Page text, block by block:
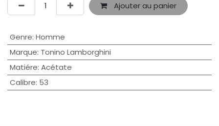
Ajouter au panier
Genre: Homme
Marque: Tonino Lamborghini
Matiére: Acétate
Calibre: 53